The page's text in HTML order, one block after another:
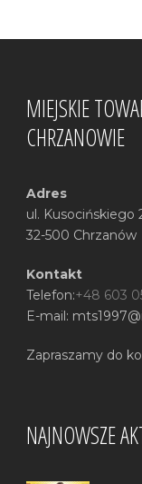
MIEJSKIE
CHRZANOWIE
Adres
ul. Kusocińskiego
32-500 Chrzanów
Kontakt
Telefon:+48 603
E-mail:
Zapraszamy do
NAJNOWSZE